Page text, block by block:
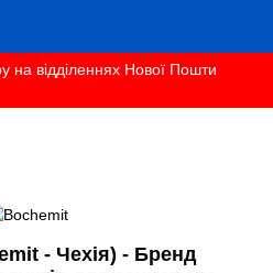
на відділеннях Нової Пошти
- Чехія) - Бренд